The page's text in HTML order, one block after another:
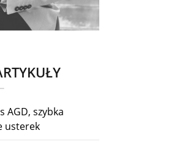
AGD, szybka
usterek